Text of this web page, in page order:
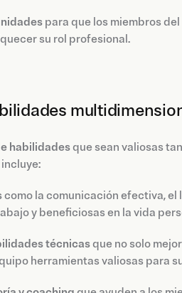
para que los miembros
su rol profesional.
habilidadesque sean valiosas
como la comunicación efectiva,
y beneficiosas en la vida
técnicasque no solo
herramientas valiosas para